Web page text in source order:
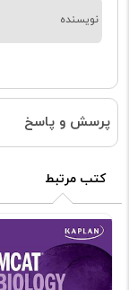
نویسنده
پرسش و پاسخ
کتب مرتبط